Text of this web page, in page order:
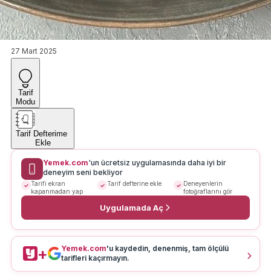
27 Mart 2025
Tarif
Modu
Tarif Defterime
Ekle
Yemek.com'un ücretsiz uygulamasında daha iyi bir
deneyim seni bekliyor
Tarifi ekran
kapanmadan yap
Tarif defterine ekle
Deneyenlerin
fotoğraflarını gör
Uygulamada Aç
+ Yemek.com'u kaydedin, denenmiş, tam ölçülü
tarifleri kaçırmayın.